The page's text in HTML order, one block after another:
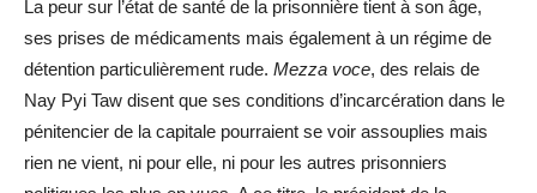
La peur sur l’état de santé de la prisonnière tient à son âge,
ses prises de médicaments mais également à un régime de
détention particulièrement rude. Mezza voce, des relais de
Nay Pyi Taw disent que ses conditions d’incarcération dans le
pénitencier de la capitale pourraient se voir assouplies mais
rien ne vient, ni pour elle, ni pour les autres prisonniers